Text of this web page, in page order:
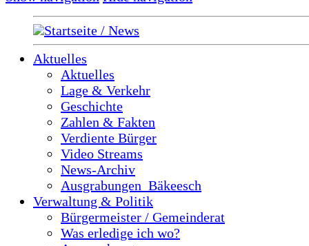
Startseite / News
Aktuelles
Aktuelles
Lage & Verkehr
Geschichte
Zahlen & Fakten
Verdiente Bürger
Video Streams
News-Archiv
Ausgrabungen_Bäkeesch
Verwaltung & Politik
Bürgermeister / Gemeinderat
Was erledige ich wo?